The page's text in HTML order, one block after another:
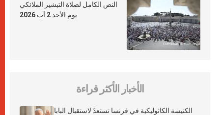
النص الكامل لصلاة التبشير الملائكي
يوم الأحد 2 آب 2026
الأخبار الأكثر قراءة
الكنيسة الكاثوليكية في فرنسا تستعدّ لاستقبال البابا